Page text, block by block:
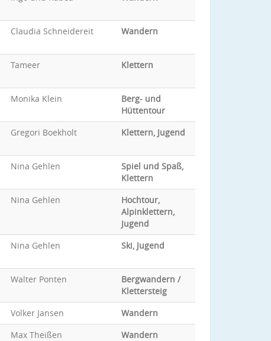
Claudia Schneidereit Wandern
Tameer Klettern
Monika Klein
Berg- und
Hüttentour
Gregori Boekholt Klettern, Jugend
Nina Gehlen
Spiel und Spaß,
Klettern
Nina Gehlen
Hochtour,
Alpinklettern,
Jugend
Nina Gehlen Ski, Jugend
Walter Ponten
Bergwandern /
Klettersteig
Volker Jansen
Wandern
Max Theißen
Wandern